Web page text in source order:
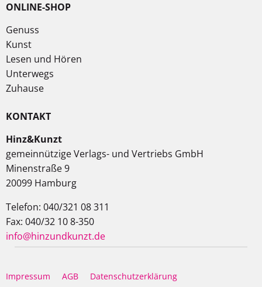
ONLINE-SHOP
Genuss
Kunst
Lesen und Hören
Unterwegs
Zuhause
KONTAKT
Hinz&Kunzt
gemeinnützige Verlags- und Vertriebs GmbH
Minenstraße 9
20099 Hamburg
Telefon: 040/321 08 311
Fax: 040/32 10 8-350
info@hinzundkunzt.de
Impressum AGB
Datenschutzerklärung